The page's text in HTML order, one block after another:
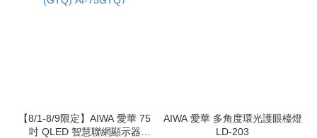
【8/1-8/9限定】AIWA 愛華 75
吋 QLED 智慧聯網顯示器
AIWA 愛華 多角度環光護眼檯燈
LD-203